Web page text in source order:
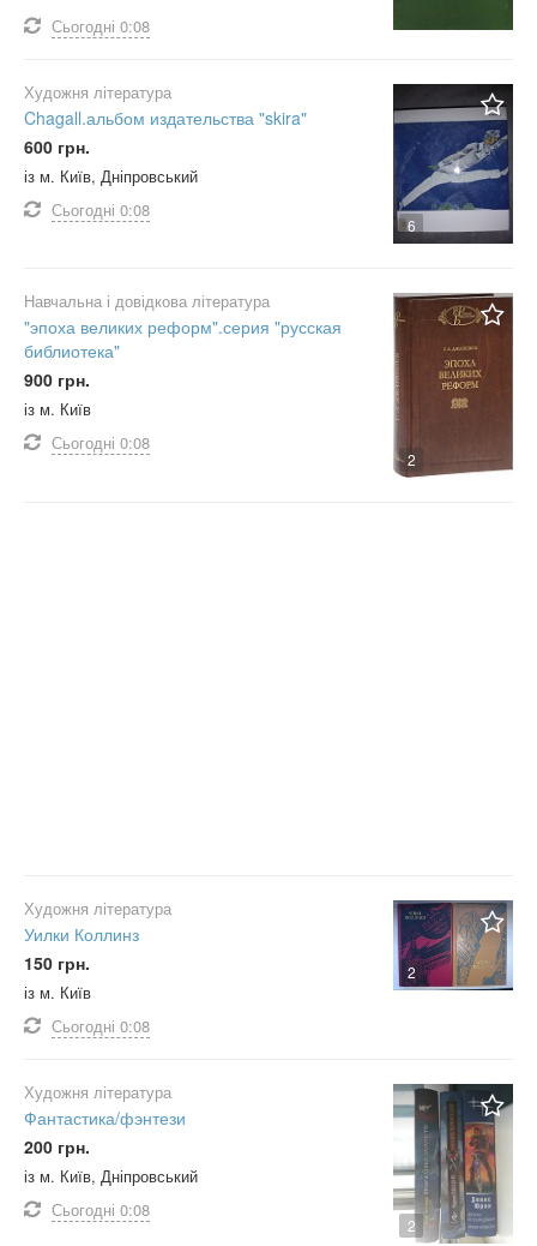
Сьогодні 0:08
6
Художня література
Chagall.альбом издательства "skira"
600 грн.
із м. Київ, Дніпровський
Сьогодні 0:08
2
Навчальна і довідкова література
"эпоха великих реформ".серия "русская
библиотека"
900 грн.
із м. Київ
Сьогодні 0:08
2
Художня література
Уилки Коллинз
150 грн.
із м. Київ
Сьогодні 0:08
2
Художня література
Фантастика/фэнтези
200 грн.
із м. Київ, Дніпровський
Сьогодні 0:08